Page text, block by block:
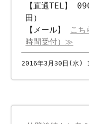
【直通TEL】
田）
【メール】 こち
時間受付）≫
2016年3月30日(水)